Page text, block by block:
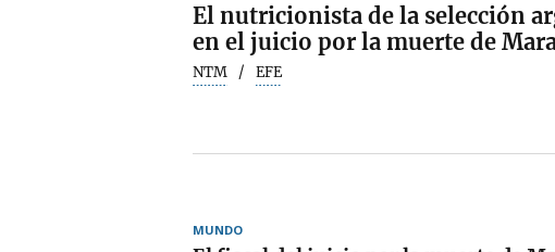
El nutricionista de la selección
en el juicio por la muerte de
NTM EFE
MUNDO